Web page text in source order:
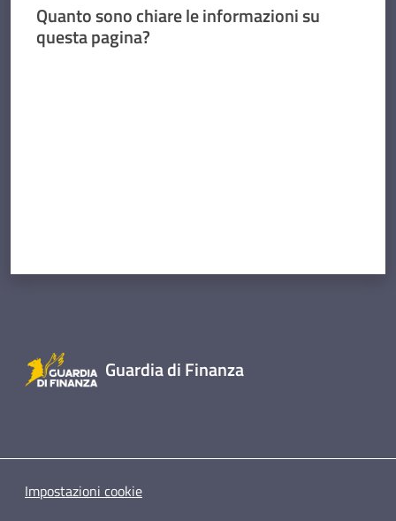
Quanto sono chiare le informazioni su
questa pagina?
Guardia di Finanza
Impostazioni cookie